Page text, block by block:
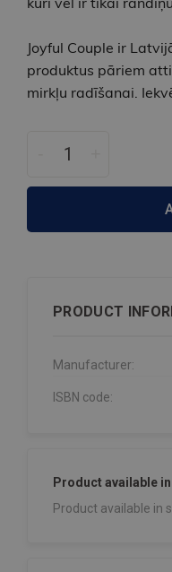
Joyful Couple ir
produktus pāriem
mirkļu radīšanai.
PRODUCT
Manufacturer:
ISBN code:
Product available
Product available in